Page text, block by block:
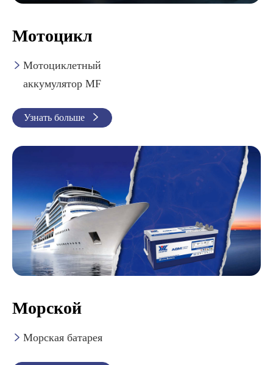
Мотоцикл
 Мотоциклетный
аккумулятор MF
Узнать больше 
Морской
 Морская батарея